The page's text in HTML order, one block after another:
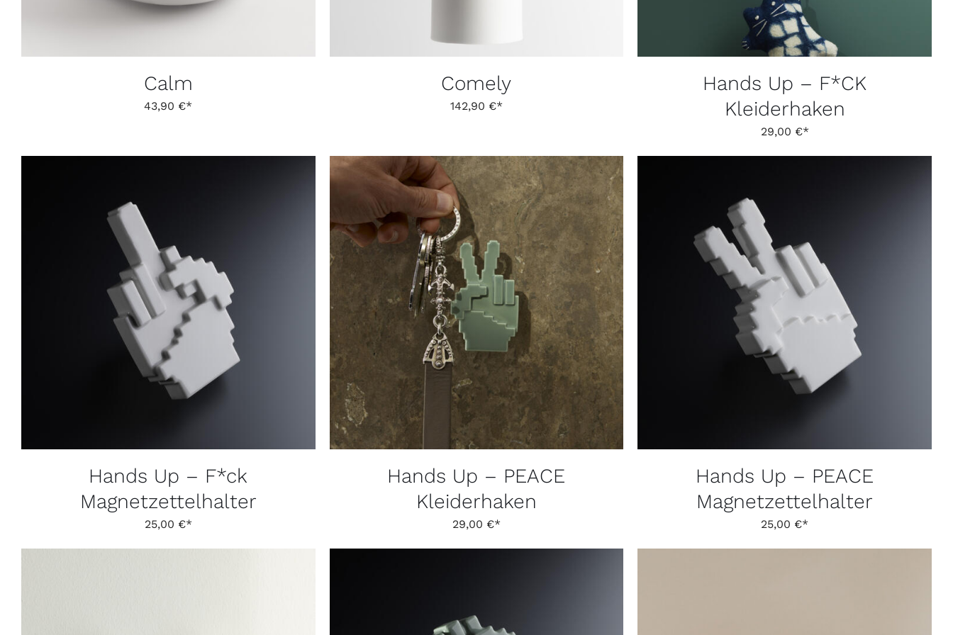
Calm
43,90 €
Comely
142,90 €
AUF
DER
PRODUKTSEITE
GEWÄHLT
WERDEN
Hands Up – F*CK
Kleiderhaken
29,00 €
AUSFÜHRUNG WÄHLEN DIESES
PRODUKT
WEIST
MEHRERE
VARIANTEN
DIE
OPTIONEN
PRODUKTSEITE
GEWÄHLT
WERDEN
/ DETAILS
Hands Up – F*ck
Magnetzettelhalter
25,00 €
AUSFÜHRUNG WÄHLEN DIESES
PRODUKT
WEIST
MEHRERE
VARIANTEN
AUF.
DIE
OPTIONEN
KÖNNEN
AUF
DER
PRODUKTSEITE
WERDEN
/ DETAILS
Hands Up – PEACE
Kleiderhaken
29,00 €
AUSFÜHRUNG WÄHLEN
DIESES
PRODUKT
MEHRERE
VARIANTEN
AUF.
DIE
OPTIONEN
PRODUKTSEITE
WERDEN
DETAILS
Hands Up – PEACE
Magnetzettelhalter
25,00 €